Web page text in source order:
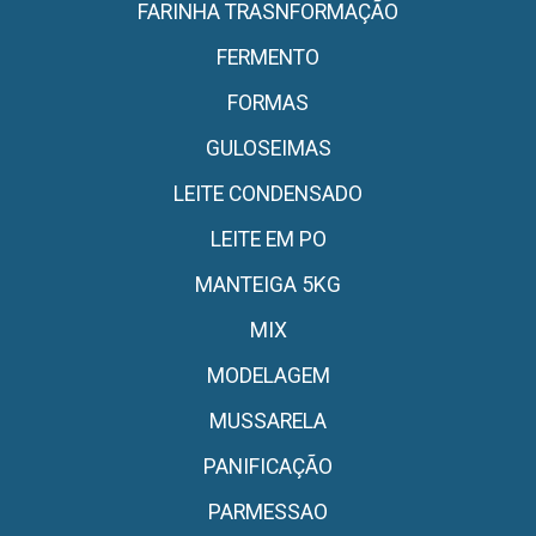
FARINHA TRASNFORMAÇÃO
FERMENTO
FORMAS
GULOSEIMAS
LEITE CONDENSADO
LEITE EM PO
MANTEIGA 5KG
MIX
MODELAGEM
MUSSARELA
PANIFICAÇÃO
PARMESSAO